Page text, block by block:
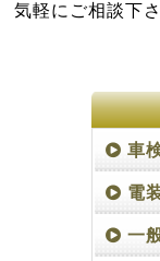
気軽にご相談下
車
電
一